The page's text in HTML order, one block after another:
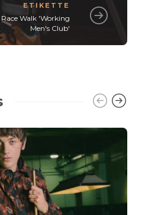
ETIKETTE
Walk 'Working
Men's Club'